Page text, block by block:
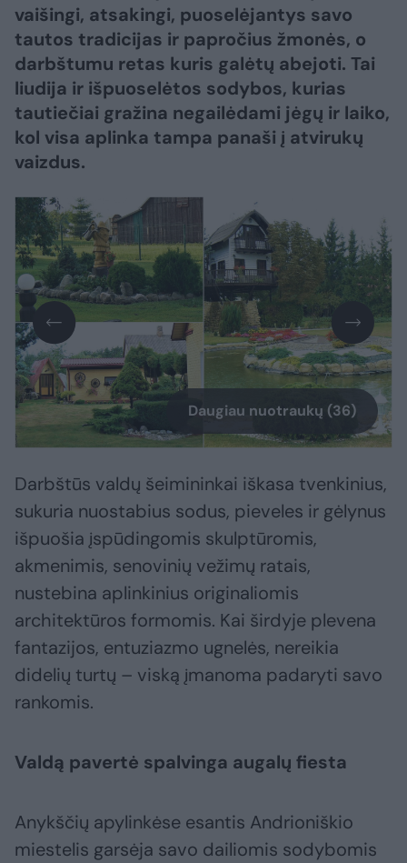
vaišingi, atsakingi, puoselėjantys savo
tautos tradicijas ir papročius žmonės, o
darbštumu retas kuris galėtų abejoti. Tai
liudija ir išpuoselėtos sodybos, kurias
tautiečiai gražina negailėdami jėgų ir laiko,
kol visa aplinka tampa panaši į atvirukų
vaizdus.
Daugiau nuotraukų (36)
Darbštūs valdų šeimininkai iškasa tvenkinius,
sukuria nuostabius sodus, pieveles ir gėlynus
išpuošia įspūdingomis skulptūromis,
akmenimis, senovinių vežimų ratais,
nustebina aplinkinius originaliomis
architektūros formomis. Kai širdyje plevena
fantazijos, entuziazmo ugnelės, nereikia
didelių turtų – viską įmanoma padaryti savo
rankomis.
Valdą pavertė spalvinga augalų fiesta
Anykščių apylinkėse esantis Andrioniškio
miestelis garsėja savo dailiomis sodybomis